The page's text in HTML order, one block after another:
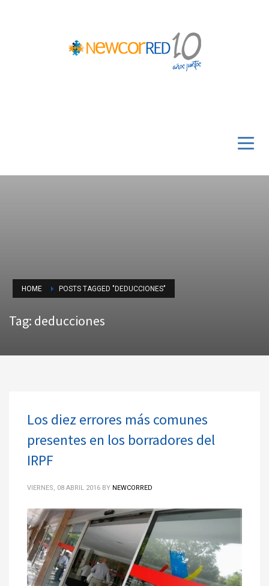
HOME POSTS TAGGED "DEDUCCIONES"
Tag: deducciones
Los diez errores más comunes
presentes en los borradores del
IRPF
VIERNES, 08 ABRIL 2016 BY NEWCORRED